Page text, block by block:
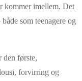
kommer imellem. Det
som teenagere og
den første,
forvirring og